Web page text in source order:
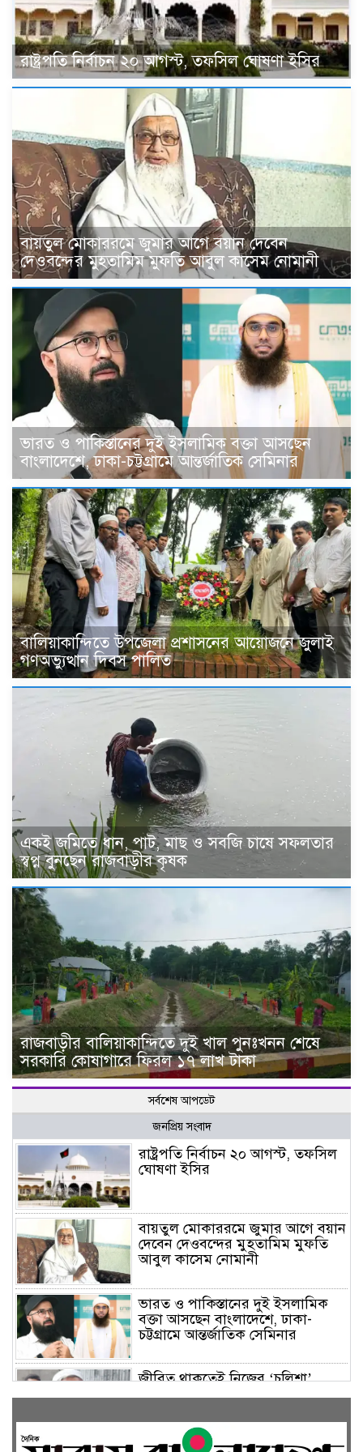
রাষ্ট্রপতি নির্বাচন ২০ আগস্ট, তফসিল ঘোষণা ইসির
বায়তুল মোকাররমে জুমার আগে বয়ান দেবেন
দেওবন্দের মুহতামিম মুফতি আবুল কাসেম নোমানী
ভারত ও পাকিস্তানের দুই ইসলামিক বক্তা আসছেন
বাংলাদেশে, ঢাকা-চট্টগ্রামে আন্তর্জাতিক সেমিনার
বালিয়াকান্দিতে উপজেলা প্রশাসনের আয়োজনে জুলাই
গণঅভ্যুত্থান দিবস পালিত
একই জমিতে ধান, পাট, মাছ ও সবজি চাষে সফলতার
স্বপ্ন বুনছেন রাজবাড়ীর কৃষক
রাজবাড়ীর বালিয়াকান্দিতে দুই খাল পুনঃখনন শেষে
সরকারি কোষাগারে ফিরল ১৭ লাখ টাকা
সর্বশেষ আপডেট
জনপ্রিয় সংবাদ
রাষ্ট্রপতি নির্বাচন ২০ আগস্ট, তফসিল
ঘোষণা ইসির
বায়তুল মোকাররমে জুমার আগে বয়ান
দেবেন দেওবন্দের মুহতামিম মুফতি
আবুল কাসেম নোমানী
ভারত ও পাকিস্তানের দুই ইসলামিক
বক্তা আসছেন বাংলাদেশে, ঢাকা-
চট্টগ্রামে আন্তর্জাতিক সেমিনার
জীবিত থাকতেই নিজের ‘চল্লিশা’
করলেন বৃদ্ধ, খেলেন ২ হাজার মানুষ